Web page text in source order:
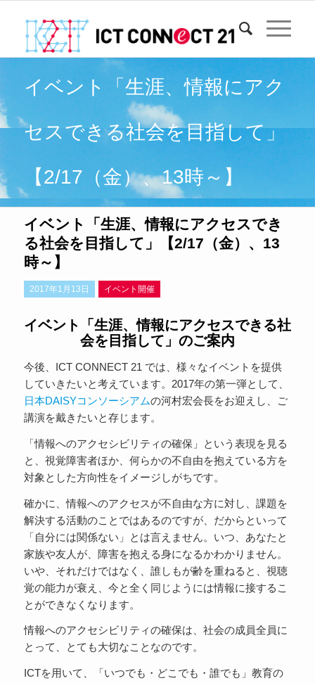
イベント「生涯、情報にアク
セスできる社会を目指して」
【2/17（金）、13時～】
イベント「生涯、情報にアクセスでき
る社会を目指して」【2/17（金）、13
時～】
2017年1月13日 イベント開催
イベント「生涯、情報にアクセスできる社
会を目指して」のご案内
今後、ICT CONNECT 21 では、様々なイベントを提供
していきたいと考えています。2017年の第一弾として、
日本DAISYコンソーシアムの河村宏会長をお迎えし、ご
講演を戴きたいと存じます。
「情報へのアクセシビリティの確保」という表現を見る
と、視覚障害者ほか、何らかの不自由を抱えている方を
対象とした方向性をイメージしがちです。
確かに、情報へのアクセスが不自由な方に対し、課題を
解決する活動のことではあるのですが、だからといって
「自分には関係ない」とは言えません。いつ、あなたと
家族や友人が、障害を抱える身になるかわかりません。
いや、それだけではなく、誰しもが齢を重ねると、視聴
覚の能力が衰え、今と全く同じようには情報に接するこ
とができなくなります。
情報へのアクセシビリティの確保は、社会の成員全員に
とって、とても大切なことなのです。
ICTを用いて、「いつでも・どこでも・誰でも」教育の